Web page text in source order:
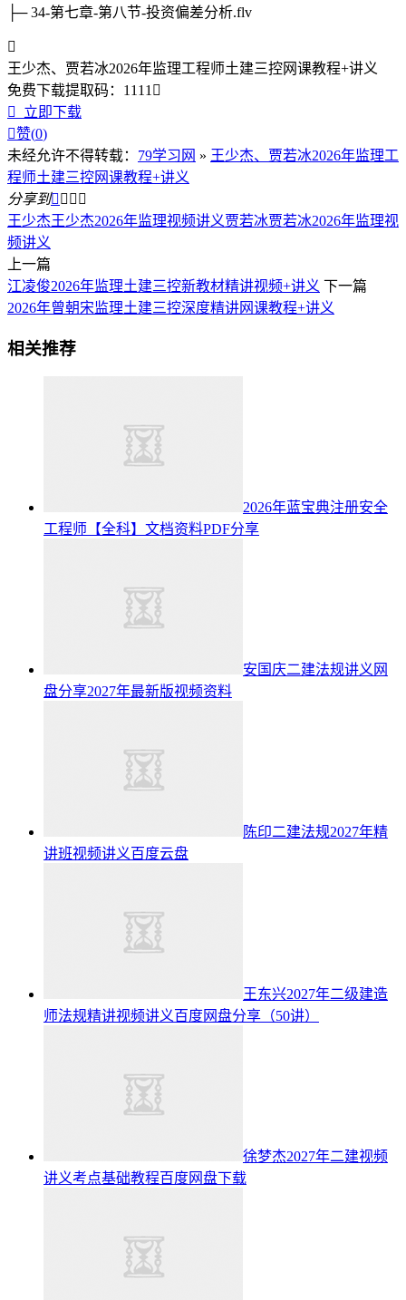
├─ 34-第七章-第八节-投资偏差分析.flv

王少杰、贾若冰2026年监理工程师土建三控网课教程+讲义
免费下载提取码： 1111 

立即下载
赞(0)
未经允许不得转载： 79学习网 » 王少杰、贾若冰2026年监理工
程师土建三控网课教程+讲义
分享到   
王少杰王少杰2026年监理视频讲义贾若冰贾若冰2026年监理视
频讲义
上一篇
江凌俊2026年监理土建三控新教材精讲视频+讲义 下一篇
2026年曾朝宋监理土建三控深度精讲网课教程+讲义
相关推荐
2026年蓝宝典注册安全
工程师【全科】文档资料PDF分享
安国庆二建法规讲义网
盘分享2027年最新版视频资料
陈印二建法规2027年精
讲班视频讲义百度云盘
王东兴2027年二级建造
师法规精讲视频讲义百度网盘分享（50讲）
徐梦杰2027年二建视频
讲义考点基础教程百度网盘下载